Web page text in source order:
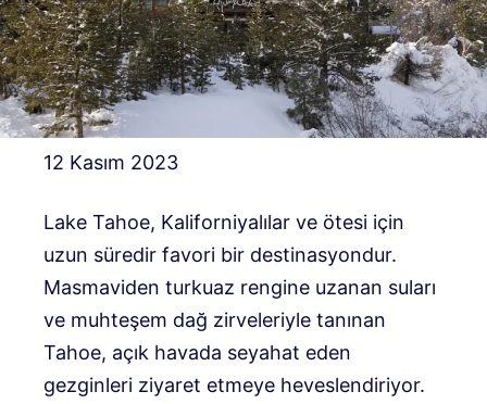
12 Kasım 2023
Lake Tahoe, Kaliforniyalılar ve ötesi için
uzun süredir favori bir destinasyondur.
Masmaviden turkuaz rengine uzanan suları
ve muhteşem dağ zirveleriyle tanınan
Tahoe, açık havada seyahat eden
gezginleri ziyaret etmeye heveslendiriyor.